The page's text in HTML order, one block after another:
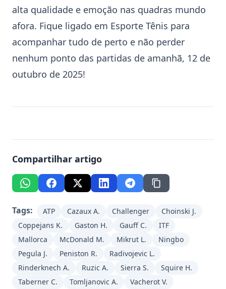
alta qualidade e emoção nas quadras mundo
afora. Fique ligado em Esporte Tênis para
acompanhar tudo de perto e não perder
nenhum ponto das partidas de amanhã, 12 de
outubro de 2025!
Compartilhar artigo
Tags: ATP Cazaux A. Challenger
Choinski J.
Coppejans K.
Gaston H. Gauff C.
ITF
Mallorca
McDonald M. Mikrut L.
Ningbo
Pegula J.
Peniston R.
Radivojevic L.
Rinderknech A.
Ruzic A. Sierra S.
Squire H.
Taberner C.
Tomljanovic A.
Vacherot V.